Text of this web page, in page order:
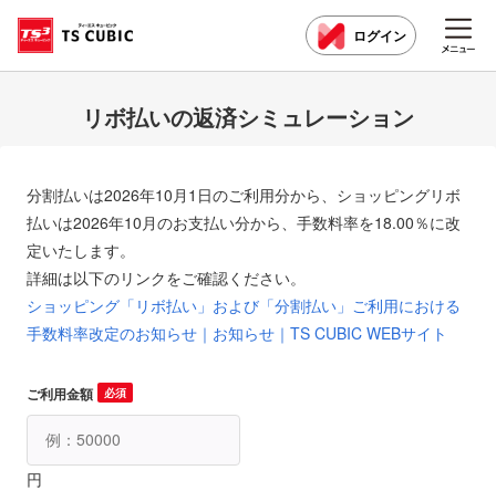
ログイン
リボ払いの返済シミュレーション
分割払いは2026年10月1日のご利用分から、ショッピングリボ
払いは2026年10月のお支払い分から、手数料率を18.00％に改
定いたします。
詳細は以下のリンクをご確認ください。
ショッピング「リボ払い」および「分割払い」ご利用における
手数料率改定のお知らせ｜お知らせ｜TS CUBIC WEBサイト
ご利用金額 必須
円